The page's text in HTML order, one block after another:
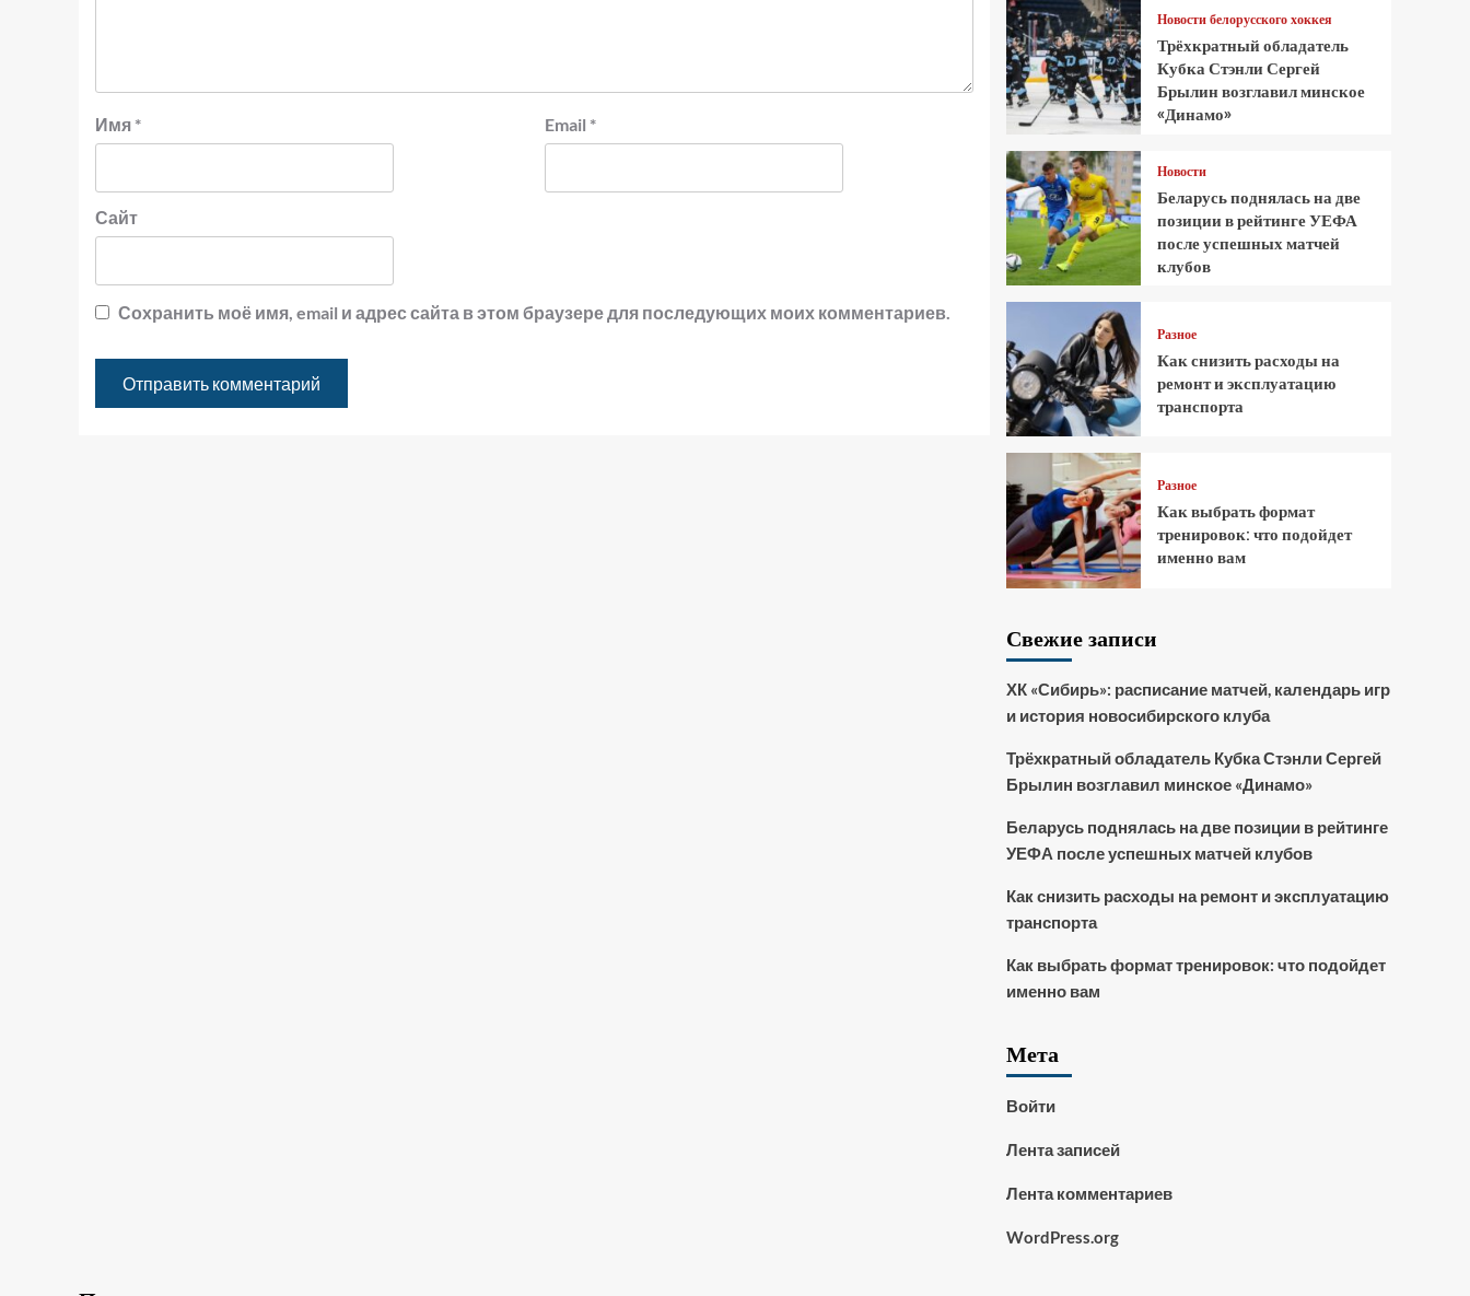
Имя * Email *
Сайт
Сохранить моё имя, email и адрес сайта в этом браузере для последующих моих комментариев.
Новости белорусского хоккея
Трёхкратный обладатель
Кубка Стэнли Сергей
Брылин возглавил минское
«Динамо»
Новости
Беларусь поднялась на две
позиции в рейтинге УЕФА
после успешных матчей
клубов
Разное
Как снизить расходы на
ремонт и эксплуатацию
транспорта
Разное
Как выбрать формат
тренировок: что подойдет
именно вам
Свежие записи
ХК «Сибирь»: расписание матчей, календарь игр
и история новосибирского клуба
Трёхкратный обладатель Кубка Стэнли Сергей
Брылин возглавил минское «Динамо»
Беларусь поднялась на две позиции в рейтинге
УЕФА после успешных матчей клубов
Как снизить расходы на ремонт и эксплуатацию
транспорта
Как выбрать формат тренировок: что подойдет
именно вам
Мета
Войти
Лента записей
Лента комментариев
WordPress.org